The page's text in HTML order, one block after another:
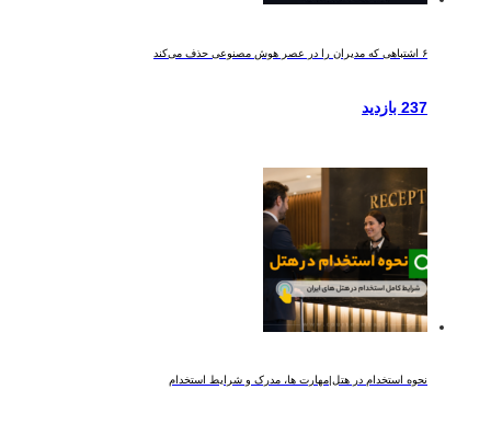
۶ اشتباهی که مدیران را در عصر هوش مصنوعی حذف می‌کند
237 بازدید
نحوه استخدام در هتل|مهارت ها، مدرک و شرایط استخدام